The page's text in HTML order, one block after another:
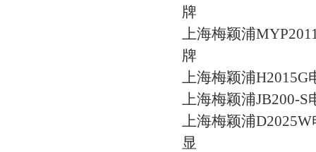
牌
上海梅颖浦
牌
上海梅颖浦H2015G
上海梅颖浦JB200-S
上海梅颖浦
显